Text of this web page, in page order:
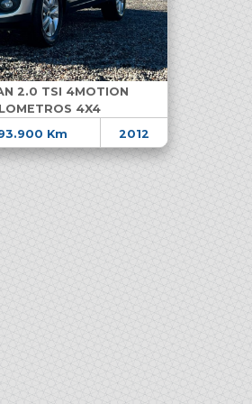
2.0 TSI 4MOTION
4X4
Km 2012